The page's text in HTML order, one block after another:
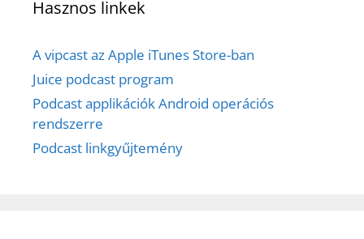
Hasznos linkek
A vipcast az Apple iTunes Store-ban
Juice podcast program
Podcast applikációk Android operációs
rendszerre
Podcast linkgyűjtemény